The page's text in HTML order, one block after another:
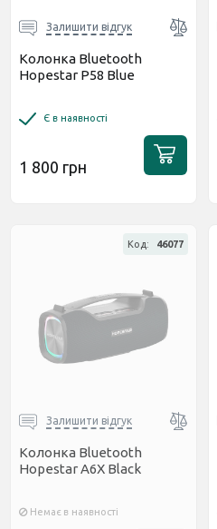
Залишити відгук
Колонка Bluetooth
Hopestar P58 Blue
Є в наявності
1 800 грн
Код: 46077
Залишити відгук
Колонка Bluetooth
Hopestar A6X Black
Немає в наявності